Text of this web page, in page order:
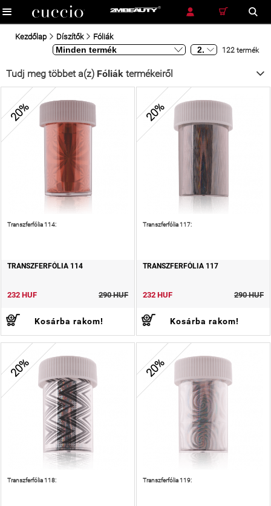
RÉSZLETES KERESÉS
Kezdőlap Díszítők Fóliák
122 termék
Tudj meg többet a(z) Fóliák termékeiről
20%
Transzferfólia 114:
TRANSZFERFÓLIA 114
232 HUF 290 HUF
Kosárba rakom!
20%
Transzferfólia 117:
TRANSZFERFÓLIA 117
232 HUF 290 HUF
Kosárba rakom!
20%
Transzferfólia 118:
20%
Transzferfólia 119: